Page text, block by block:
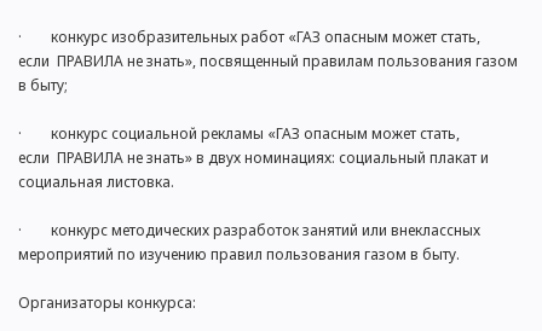
· конкурс изобразительных работ «ГАЗ опасным может стать,
если ПРАВИЛА не знать», посвященный правилам пользования газом
в быту;
· конкурс социальной рекламы «ГАЗ опасным может стать,
если ПРАВИЛА не знать» в двух номинациях: социальный плакат и
социальная листовка.
· конкурс методических разработок занятий или внеклассных
мероприятий по изучению правил пользования газом в быту.
Организаторы конкурса: